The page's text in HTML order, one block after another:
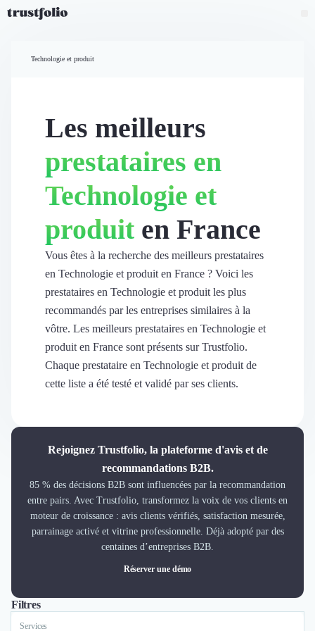
Widgets d'avis
Partage d’avis multicanal
Vidéo de témoignage
Parrainage
Vitrine & média
Suivi du ROI
Voir tous nos avis clients
Découvrir le média
Teambuilding
Marque Employeur
Responsabilité Sociétale des Entreprises (RSE)
Marketplace de freelance
Coaching
Accueil
Technologie et produit
Les meilleurs
prestataires en
Technologie et
produit en France
Vous êtes à la recherche des meilleurs prestataires
en Technologie et produit en France ? Voici les
prestataires en Technologie et produit les plus
recommandés par les entreprises similaires à la
vôtre. Les meilleurs prestataires en Technologie et
produit en France sont présents sur Trustfolio.
Chaque prestataire en Technologie et produit de
cette liste a été testé et validé par ses clients.
Rejoignez Trustfolio, la plateforme d'avis et de
recommandations B2B.
85 % des décisions B2B sont influencées par la recommandation
entre pairs. Avec Trustfolio, transformez la voix de vos clients en
moteur de croissance : avis clients vérifiés, satisfaction mesurée,
parrainage activé et vitrine professionnelle. Déjà adopté par des
centaines d’entreprises B2B.
Réserver une démo
Filtres
Services